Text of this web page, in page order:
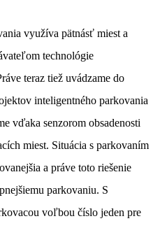
využíva pätnásť miest a
technológie
teraz tiež uvádzame do
inteligentného parkovania
vďaka senzorom obsadenosti
miest. Situácia s parkovaním
a práve toto riešenie
parkovaniu. S
voľbou číslo jeden pre